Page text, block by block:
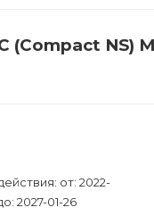
NS)
от: 2022-
2027-01-26